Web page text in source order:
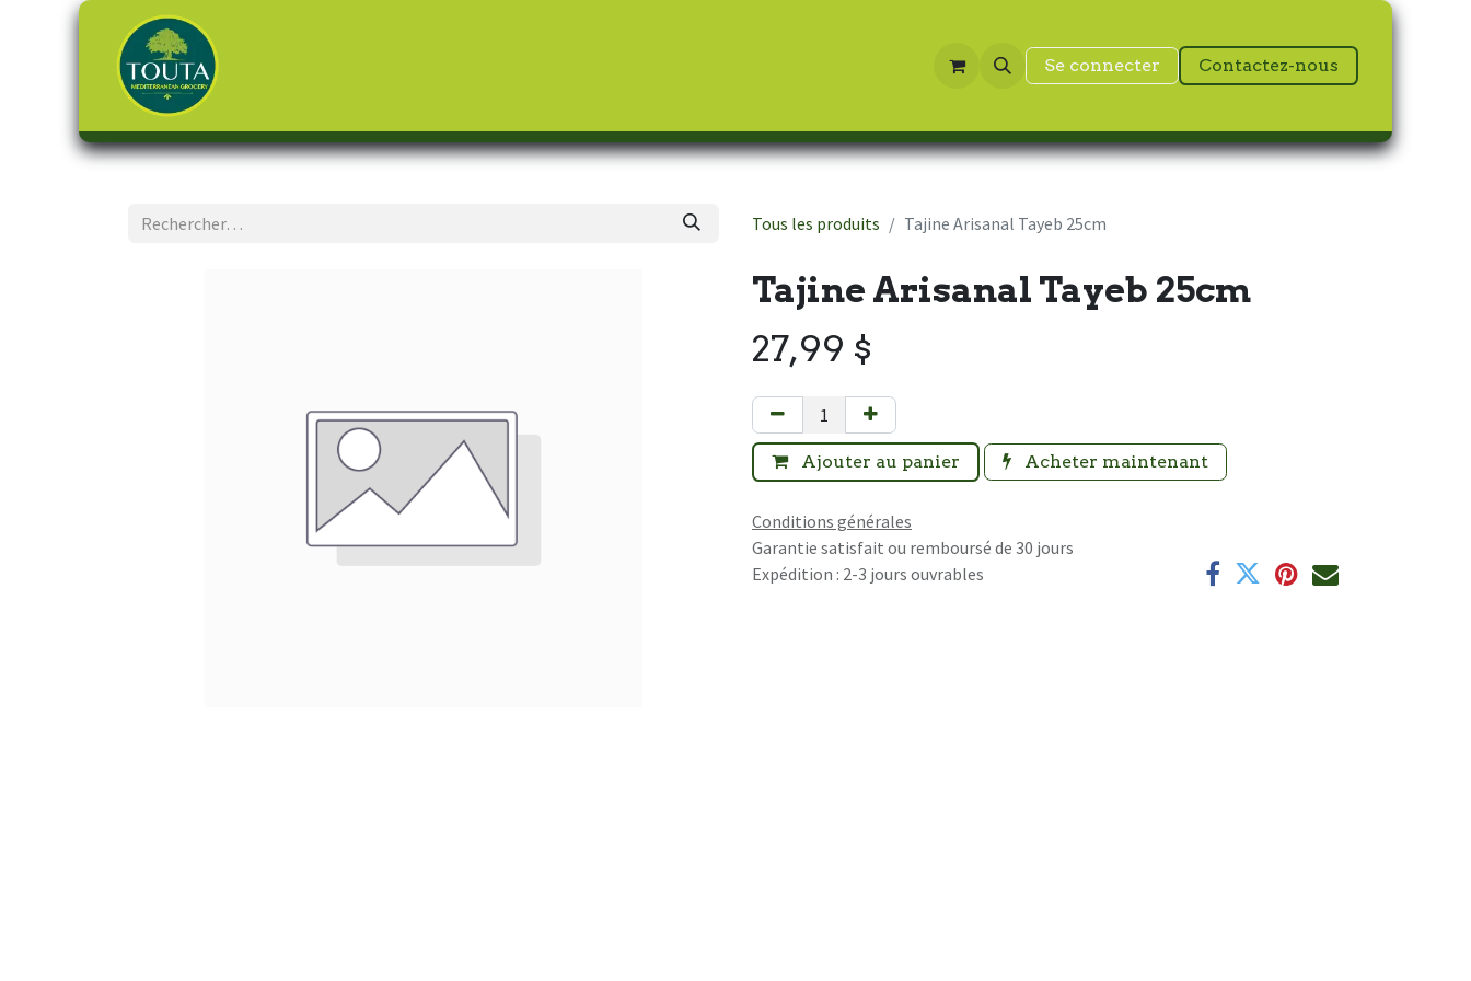
Se connecter Contactez-nous
Tous les produits Tajine Arisanal Tayeb 25cm
Tajine Arisanal Tayeb 25cm
27,99 $
Ajouter au panier Acheter maintenant
Conditions générales
Garantie satisfait ou remboursé de 30 jours
Expédition : 2-3 jours ouvrables